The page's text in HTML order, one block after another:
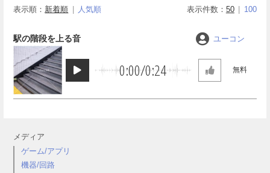
メディア
ゲーム/アプリ
機器/回路
表示順： 新着順 人気順 表示件数： 50 100
0:00/0:24
駅の階段を上る音 ユーコン
無料